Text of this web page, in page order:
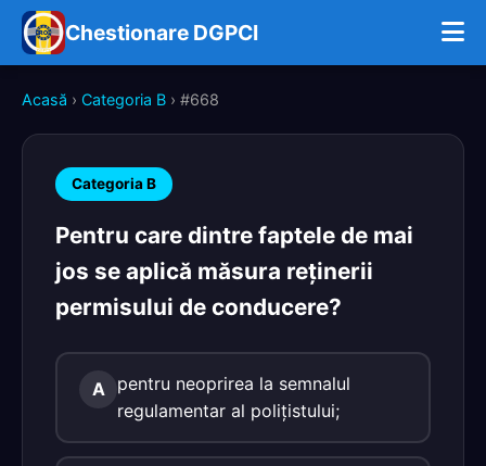
Chestionare DGPCI
Acasă › Categoria B › #668
Categoria B
Pentru care dintre faptele de mai
jos se aplică măsura reţinerii
permisului de conducere?
A
pentru neoprirea la semnalul
regulamentar al poliţistului;